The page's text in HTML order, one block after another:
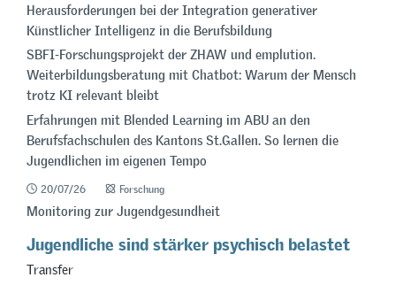
Herausforderungen bei der Integration generativer
Künstlicher Intelligenz in die Berufsbildung
SBFI-Forschungsprojekt der ZHAW und emplution.
Weiterbildungsberatung mit Chatbot: Warum der Mensch
trotz KI relevant bleibt
Erfahrungen mit Blended Learning im ABU an den
Berufsfachschulen des Kantons St.Gallen. So lernen die
Jugendlichen im eigenen Tempo
20/07/26 Forschung
Monitoring zur Jugendgesundheit
Jugendliche sind stärker psychisch belastet
Transfer